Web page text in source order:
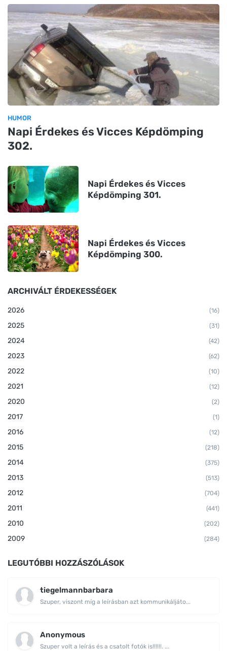
HUMOR
Napi Érdekes és Vicces Képdömping
302.
Napi Érdekes és Vicces
Képdömping 301.
Napi Érdekes és Vicces
Képdömping 300.
ARCHIVÁLT ÉRDEKESSÉGEK
2026 (16)
2025 (31)
2024 (42)
2023 (62)
2022 (10)
2021 (12)
2020 (2)
2017 (1)
2016 (12)
2015 (218)
2014 (375)
2013 (513)
2012 (704)
2011 (441)
2010 (202)
2009 (284)
LEGUTÓBBI HOZZÁSZÓLÁSOK
tiegelmannbarbara
Szuper, viszont míg a leírásban azt kommunikáljáto...
Anonymous
Szuper volt a leírás és a csatolt fotók is!!!!!!. ...